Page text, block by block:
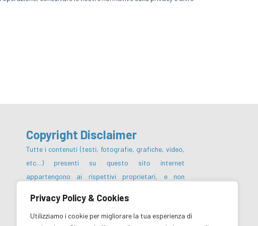
Privacy Policy & Cookies
Utilizziamo i cookie per migliorare la tua esperienza di
Copyright Disclaimer
Tutte i contenuti (testi, fotografie, grafiche, video,
etc…) presenti su questo sito internet
appartengono ai rispettivi proprietari, e non
commercializzati, distribuiti, radio o videotrasmessi
da parte degli utenti e dei terzi in genere, in alcun